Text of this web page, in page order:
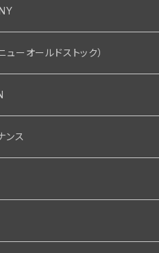
シリンダーヘッド
ペット関係
・インテーク・キャブレター
係
ク・キャブレター関係
リカル
ター関係
リビューター関係
ェーン関係
ト・ベルトドライブキット
フォーク・フレーム
ォーク関係
ドルバッグ
・Rear End
・Primary
Shifter
・Oiltank
ューオールドストック）
ンス